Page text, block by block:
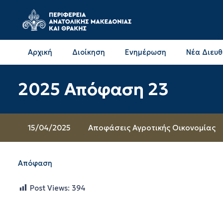
Αρχική Διοίκηση Ενημέρωση Νέα
2025 Απόφαση 23
15/04/2025 Αποφάσεις Αγροτικής Οικονομίας
Απόφαση
Post Views: 394